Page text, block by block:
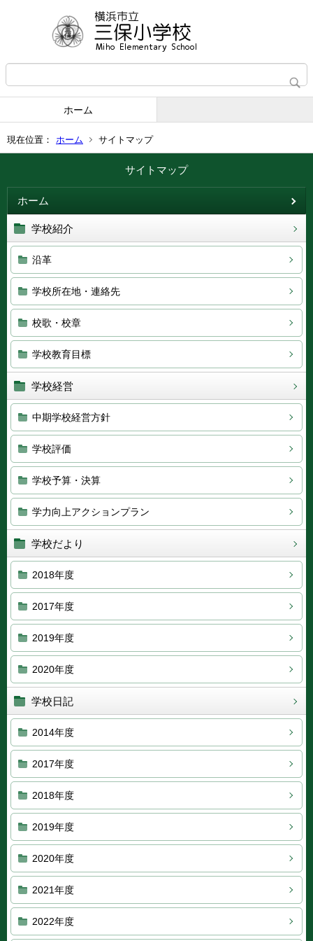
ホーム
現在位置： ホーム サイトマップ
サイトマップ
ホーム
学校紹介
沿革
学校所在地・連絡先
校歌・校章
学校教育目標
学校経営
中期学校経営方針
学校評価
学校予算・決算
学力向上アクションプラン
学校だより
2018年度
2017年度
2019年度
2020年度
学校日記
2014年度
2017年度
2018年度
2019年度
2020年度
2021年度
2022年度